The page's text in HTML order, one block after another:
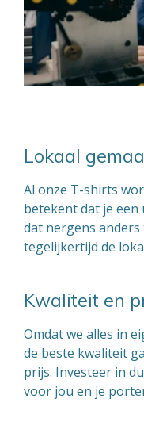
Lokaal
Al onze T-shirts
betekent dat je
dat nergens
tegelijkertijd de
Kwaliteit en
Omdat we alles in
de beste kwaliteit
prijs. Investeer in
voor jou en je